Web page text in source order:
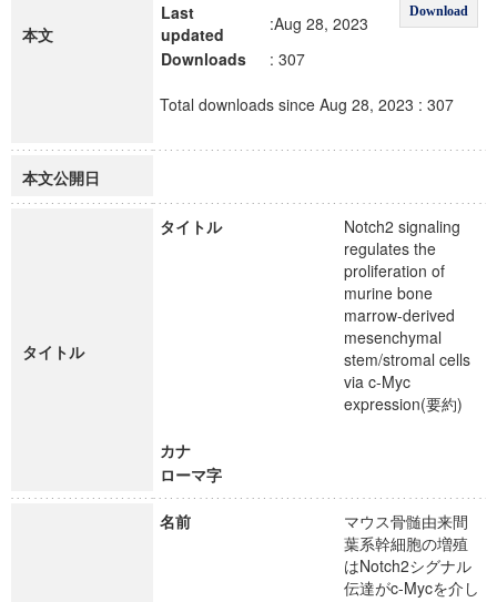
本文
Download
Last
updated
:Aug 28, 2023
Downloads
: 307
Total downloads since Aug 28, 2023 : 307
本文公開日
タイトル
タイトル
Notch2 signaling
regulates the
proliferation of
murine bone
marrow-derived
mesenchymal
stem/stromal cells
via c-Myc
expression(要約)
カナ
ローマ字
名前
マウス骨髄由来間
葉系幹細胞の増殖
はNotch2シグナル
伝達がc-Mycを介し